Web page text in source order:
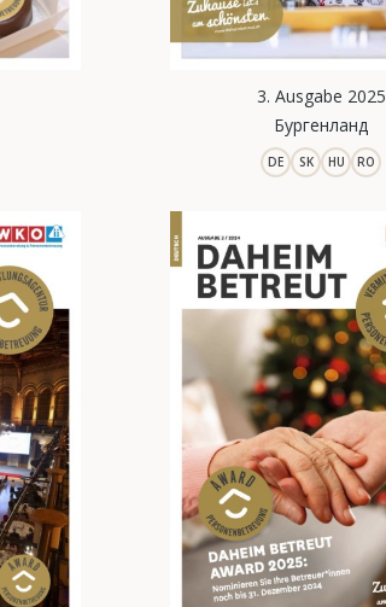
3. Ausgabe 2025
Бургенланд
DE SK HU RO